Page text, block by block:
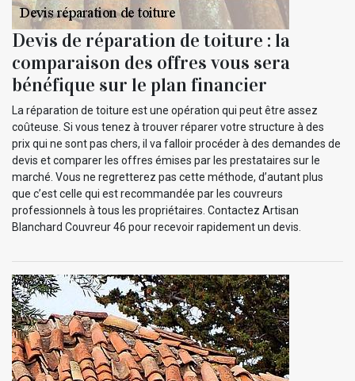
Devis de réparation de toiture : la
comparaison des offres vous sera
bénéfique sur le plan financier
La réparation de toiture est une opération qui peut être assez
coûteuse. Si vous tenez à trouver réparer votre structure à des
prix qui ne sont pas chers, il va falloir procéder à des demandes de
devis et comparer les offres émises par les prestataires sur le
marché. Vous ne regretterez pas cette méthode, d’autant plus
que c’est celle qui est recommandée par les couvreurs
professionnels à tous les propriétaires. Contactez Artisan
Blanchard Couvreur 46 pour recevoir rapidement un devis.